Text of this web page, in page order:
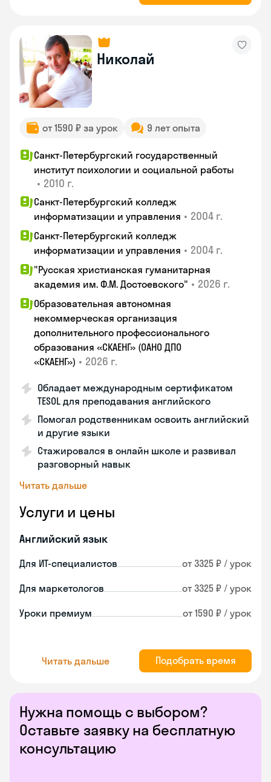
Нужна помощь с выбором?
Оставьте заявку на бесплатную
консультацию
Николай
от 1590 ₽ за урок 9 лет опыта
Санкт-Петербургский государственный
институт психологии и социальной работы
• 2010 г.
Санкт-Петербургский колледж
информатизации и управления • 2004 г.
Санкт-Петербургский колледж
информатизации и управления • 2004 г.
"Русская христианская гуманитарная
академия им. Ф.М. Достоевского" • 2026 г.
Образовательная автономная
некоммерческая организация
дополнительного профессионального
образования «СКАЕНГ» (ОАНО ДПО
«СКАЕНГ») • 2026 г.
Обладает международным сертификатом
TESOL для преподавания английского
Помогал родственникам освоить английский
и другие языки
Стажировался в онлайн школе и развивал
разговорный навык
Читать дальше
Услуги и цены
Английский язык
Для ИТ-специалистов от 3325 ₽ / урок
Для маркетологов от 3325 ₽ / урок
Уроки премиум от 1590 ₽ / урок
Читать дальше Подобрать время